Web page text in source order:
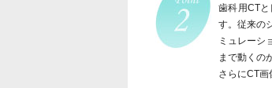
歯科用CT
す。従来の
ミュレーシ
まで動くの
さらにCT画